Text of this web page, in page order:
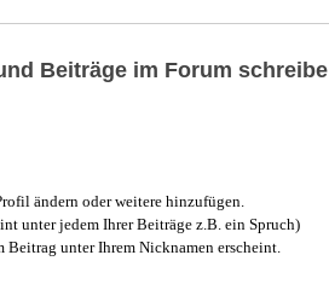
Beiträge im Forum
ändern oder weitere hinzufügen.
unter jedem Ihrer Beiträge z.B. ein Spruch)
unter Ihrem Nicknamen erscheint.